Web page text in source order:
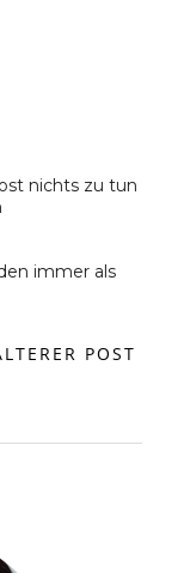
nichts zu tun
immer als
POST